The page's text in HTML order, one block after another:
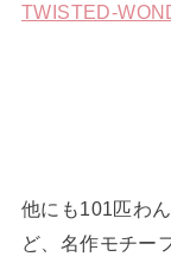
TWISTED-
他にも101匹わ
ど、名作モチー